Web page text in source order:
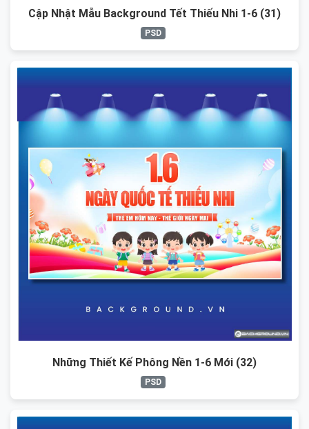
Cập Nhật Mẫu Background Tết Thiếu Nhi 1-6 (31)
PSD
Những Thiết Kế Phông Nền 1-6 Mới (32)
PSD